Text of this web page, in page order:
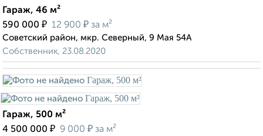
Гараж, 46 м²
590 000 ₽ 12 900 ₽ за м²
Советский район, мкр. Северный, 9 Мая 54А
Собственник, 23.08.2020
Гараж, 500 м²
4 500 000 ₽ 9 000 ₽ за м²